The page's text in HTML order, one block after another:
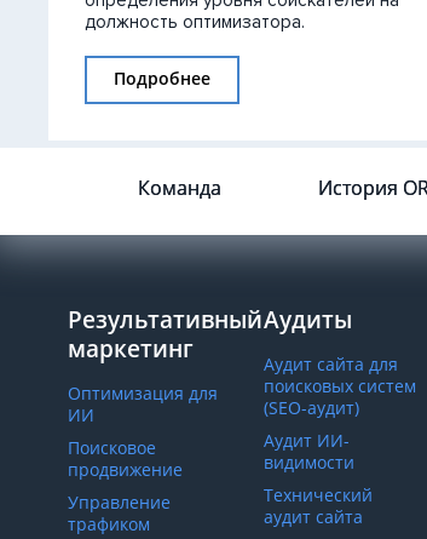
должность оптимизатора.
Подробнее
Команда История
Результативный
маркетинг
Оптимизация для
ИИ
Поисковое
продвижение
Управление
трафиком
Аудиты
Аудит сайта для
поисковых систем
(SEO-аудит)
Аудит ИИ-
видимости
Технический
аудит сайта